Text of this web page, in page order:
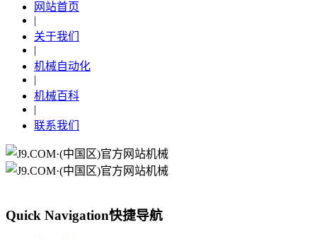
网站首页
|
关于我们
|
机械自动化
|
机械百科
|
联系我们
Quick Navigation快捷导航